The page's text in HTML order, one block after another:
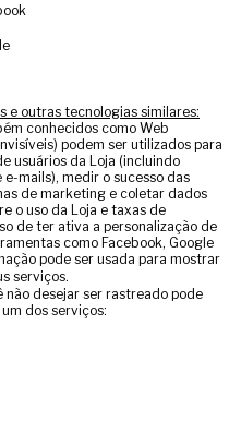
e outras tecnologias similares:
conhecidos como Web
podem ser utilizados para
usuários da Loja (incluindo
mails), medir o sucesso das
de marketing e coletar dados
o uso da Loja e taxas de
de ter ativa a personalização de
como Facebook, Google
pode ser usada para mostrar
serviços.
não desejar ser rastreado pode
dos serviços: